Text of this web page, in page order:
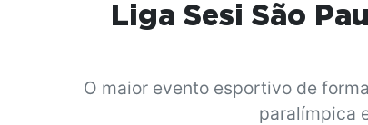
Liga Sesi São
O maior evento esportivo de
paralímpica